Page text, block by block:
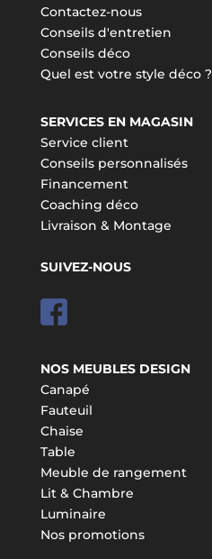
Contactez-nous
Conseils d'entretien
Conseils déco
Quel est votre style déco ?
SERVICES EN MAGASIN
Service client
Conseils personnalisés
Financement
Coaching déco
Livraison & Montage
SUIVEZ-NOUS
NOS MEUBLES DESIGN
Canapé
Fauteuil
Chaise
Table
Meuble de rangement
Lit & Chambre
Luminaire
Nos promotions